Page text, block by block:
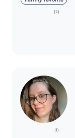
(2)
(1)